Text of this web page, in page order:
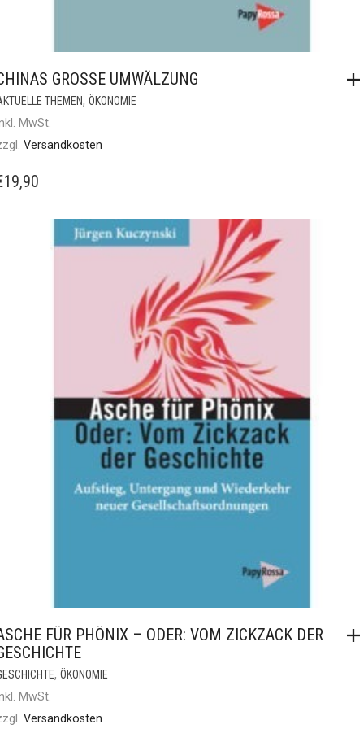
GROSSE UMWÄLZUNG
THEMEN, ÖKONOMIE
MwSt.
Versandkosten
19,90
FÜR PHÖNIX – ODER: VOM ZICKZACK DER
, ÖKONOMIE
MwSt.
Versandkosten